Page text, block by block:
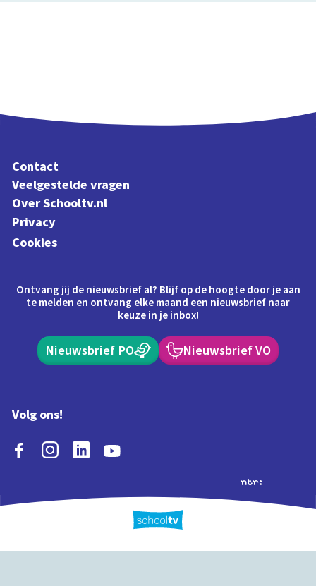
Contact
Veelgestelde vragen
Over Schooltv.nl
Privacy
Cookies
Ontvang jij de nieuwsbrief al? Blijf op de hoogte door je aan
te melden en ontvang elke maand een nieuwsbrief naar
keuze in je inbox!
Nieuwsbrief PO Nieuwsbrief VO
Volg ons!